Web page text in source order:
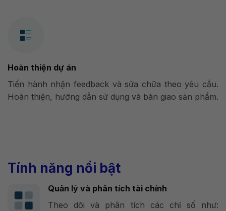
Hoàn thiện dự án
Tiến hành nhận feedback và sửa chữa theo yêu cầu.
Hoàn thiện, hướng dẫn sử dụng và bàn giao sản phẩm.
Tính năng nổi bật
Quản lý và phân tích tài chính
Theo dõi và phân tích các chỉ số như: